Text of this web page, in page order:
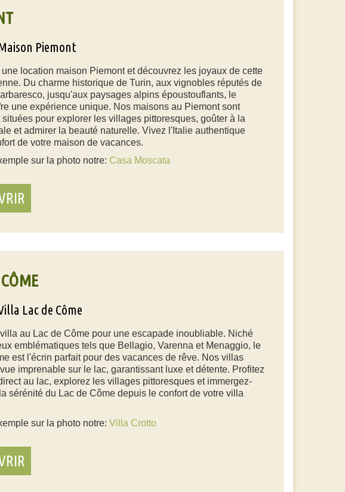
Piemont
location maison Piemont et découvrez les joyaux de cette
Du charme historique de Turin, aux vignobles réputés de
jusqu'aux paysages alpins époustouflants, le
une expérience unique. Nos maisons au Piemont sont
pour explorer les villages pittoresques, goûter à la
et admirer la beauté naturelle. Vivez l'Italie authentique
de votre maison de vacances.
sur la photo notre: Casa Moscata
Lac de Côme
au Lac de Côme pour une escapade inoubliable. Niché
emblématiques tels que Bellagio, Varenna et Menaggio, le
est l'écrin parfait pour des vacances de rêve. Nos villas
imprenable sur le lac, garantissant luxe et détente. Profitez
au lac, explorez les villages pittoresques et immergez-
sérénité du Lac de Côme depuis le confort de votre villa
sur la photo notre: Villa Crotto